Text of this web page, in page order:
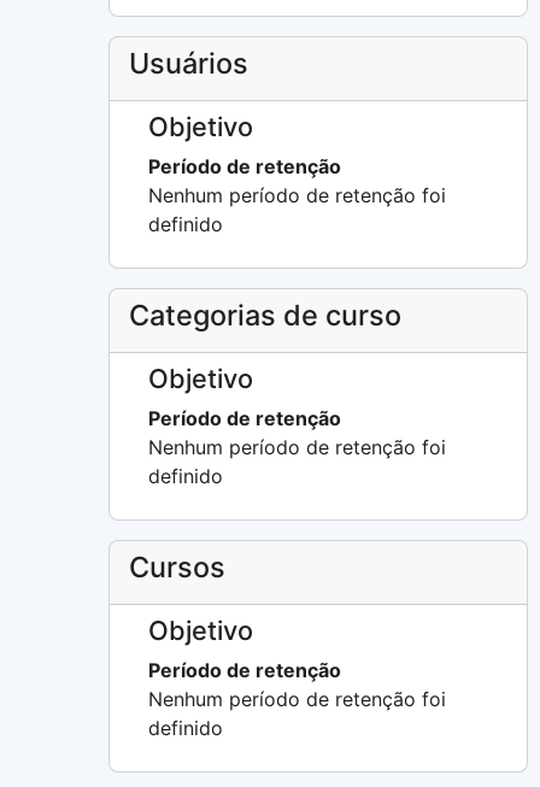
Usuários
Objetivo
Período de retenção
Nenhum período de retenção foi
definido
Categorias de curso
Objetivo
Período de retenção
Nenhum período de retenção foi
definido
Cursos
Objetivo
Período de retenção
Nenhum período de retenção foi
definido